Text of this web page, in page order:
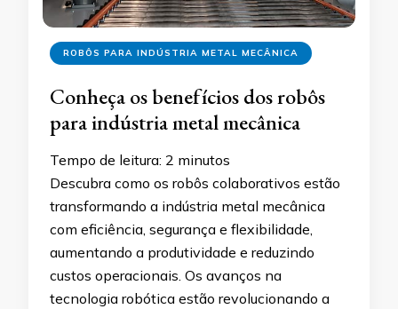
ROBÔS PARA INDÚSTRIA METAL MECÂNICA
Conheça os benefícios dos robôs
para indústria metal mecânica
Tempo de leitura: 2 minutos
Descubra como os robôs colaborativos estão
transformando a indústria metal mecânica
com eficiência, segurança e flexibilidade,
aumentando a produtividade e reduzindo
custos operacionais. Os avanços na
tecnologia robótica estão revolucionando a